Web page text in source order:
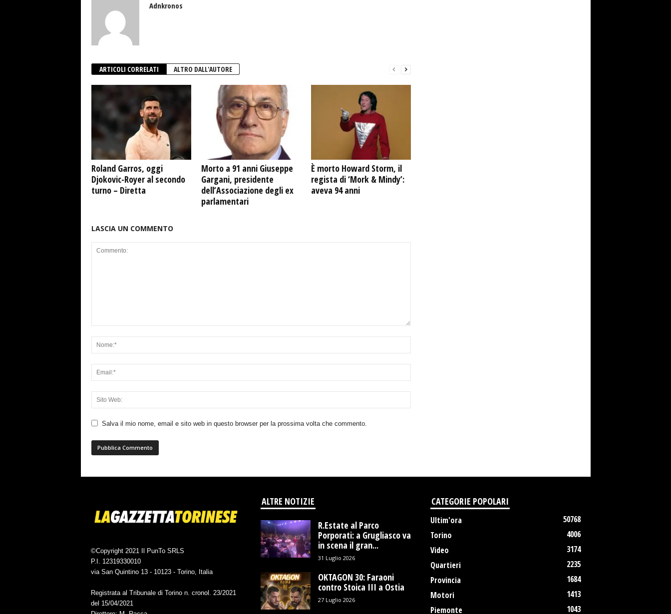
Adnkronos
ARTICOLI CORRELATI ALTRO DALL'AUTORE
Roland Garros, oggi
Djokovic-Royer al secondo
turno – Diretta
Morto a 91 anni Giuseppe
Gargani, presidente
dell’Associazione degli ex
parlamentari
È morto Howard Storm, il
regista di ‘Mork & Mindy’:
aveva 94 anni
LASCIA UN COMMENTO
Salva il mio nome, email e sito web in questo browser per la prossima volta che commento.
©Copyright 2021 Il PunTo SRLS
P.I. 12319330010
via San Quintino 13 - 10123 - Torino, Italia
Registrata al Tribunale di Torino n. cronol. 23/2021
del 15/04/2021
ALTRE NOTIZIE
R.Estate al Parco
Porporati: a Grugliasco va
in scena il gran...
31 Luglio 2026
OKTAGON 30: Faraoni
contro Stoica III a Ostia
27 Luglio 2026
CATEGORIE POPOLARI
Ultim'ora
50768
Torino
4006
Video
3174
Quartieri
2235
Provincia
1684
Motori
1413
Piemonte
1043